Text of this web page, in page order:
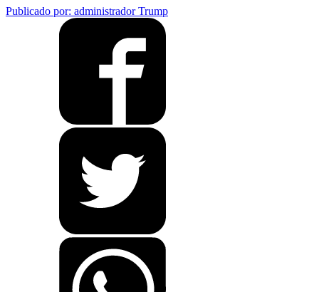
Publicado por: administradorTrump